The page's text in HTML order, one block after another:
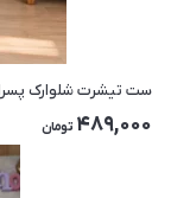
ست تیشرت شلوارک پسرانه
489,000 تومان